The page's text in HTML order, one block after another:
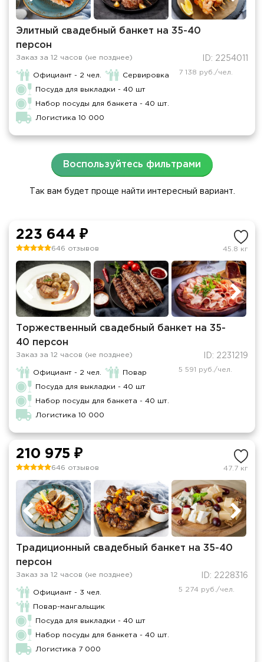
Элитный свадебный банкет на 35-40
персон
Заказ за 12 часов (не позднее) ID: 2254011
Официант - 2 чел. Сервировка
Посуда для выкладки - 40 шт
Набор посуды для банкета - 40 шт.
Логистика 10 000
7 138 руб./чел.
Воспользуйтесь фильтрами
Так вам будет проще найти интересный вариант.
223 644 ₽
646 отзывов 45.8 кг
Торжественный свадебный банкет на 35-
40 персон
Заказ за 12 часов (не позднее) ID: 2231219
Официант - 2 чел. Повар
Посуда для выкладки - 40 шт
Набор посуды для банкета - 40 шт.
Логистика 10 000
5 591 руб./чел.
210 975 ₽
646 отзывов 47.7 кг
Традиционный свадебный банкет на 35-40
персон
Заказ за 12 часов (не позднее) ID: 2228316
Официант - 3 чел.
Повар-мангальщик
Посуда для выкладки - 40 шт
Набор посуды для банкета - 40 шт.
Логистика 7 000
5 274 руб./чел.